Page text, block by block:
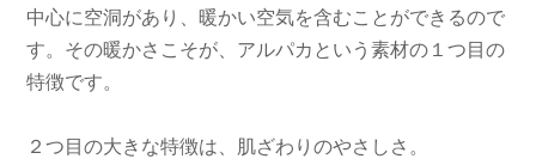
中心に空洞があり、暖かい空気を含むことができるので
す。その暖かさこそが、アルパカという素材の１つ目の
特徴です。
２つ目の大きな特徴は、肌ざわりのやさしさ。